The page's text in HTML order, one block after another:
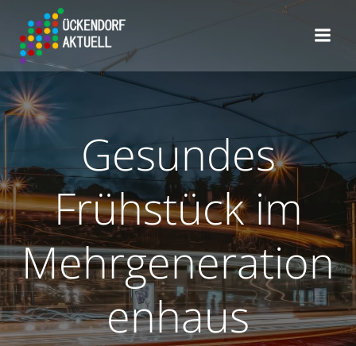
Gesundes
Frühstück im
Mehrgeneration
enhaus